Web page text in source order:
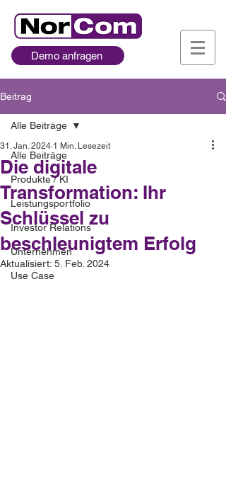
Demo anfragen
Beitrag
Alle Beiträge
Produkte / KI
Leistungsportfolio
Investor Relations
Unternehmen
Use Case
Alle Beiträge
Die digitale
Transformation: Ihr
Schlüssel zu
beschleunigtem Erfolg
31. Jan. 2024 1 Min. Lesezeit
Aktualisiert: 5. Feb. 2024